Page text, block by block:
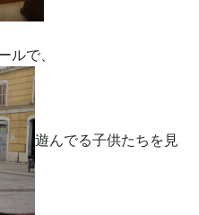
で、
遊んでる子供たちを見